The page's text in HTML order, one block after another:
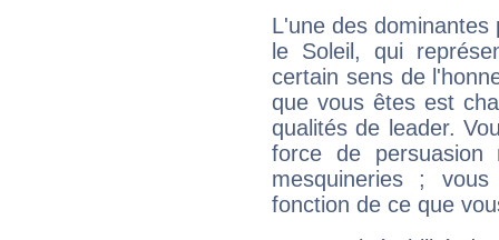
L'une des
le Soleil, qui
certain sens de
que vous êtes est
qualités de leader.
force de
mesquineries ;
fonction de ce que